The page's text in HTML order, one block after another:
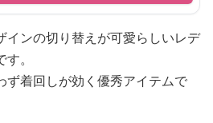
インの切り替えが可愛らしいレデ
。
ず着回しが効く優秀アイテムで